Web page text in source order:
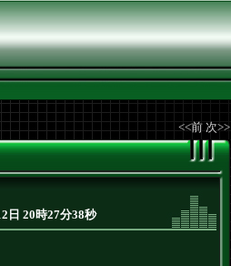
<<前 次>>
日 20時27分38秒